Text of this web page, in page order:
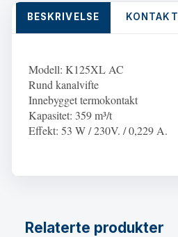
BESKRIVELSE KONTAKT
Modell: K125XL AC
Rund kanalvifte
Innebygget termokontakt
Kapasitet: 359 m³/t
Effekt: 53 W / 230V. / 0,229 A.
Relaterte produkter